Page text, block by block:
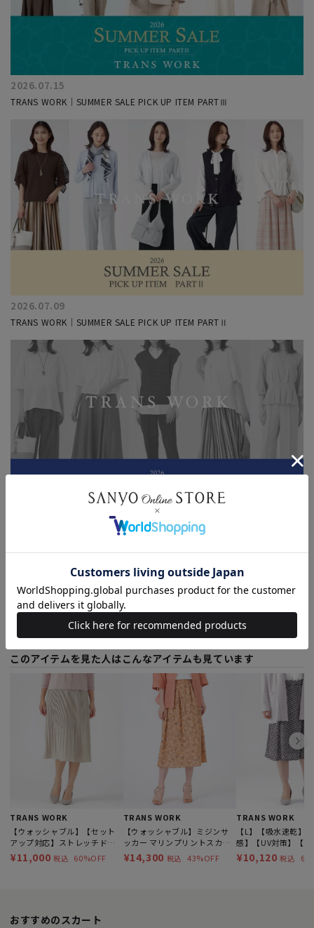
2026.07.15
TRANS WORK｜SUMMER SALE PICK UP ITEM PARTⅢ
2026.07.09
TRANS WORK｜SUMMER SALE PICK UP ITEM PARTⅡ
もっと見る
このアイテムを見た人はこんなアイテムも見ています
TRANS WORK
【ウォッシャブル】【セット
アップ対応】ストレッチドビ
ープリーツスカート
¥11,000 税込 60%OFF
TRANS WORK
【ウォッシャブル】ミジンサ
ッカー マリンプリントスカー
ト
¥14,300 税込 43%OFF
TRANS WORK
【L】【吸水速乾】
感】【UV対策】【
ブル】3Dジオメト
ントフレアスカート
¥10,120 税込
おすすめのスカート